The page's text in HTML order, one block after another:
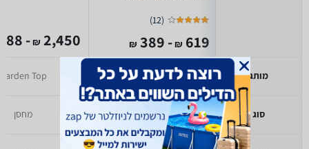
מותג
סוג
(
12
)
619
₪
- 389
₪
כתר פלסטיק
ארון שירות
2,450
₪
- 1,088
Garden Top
מחסן